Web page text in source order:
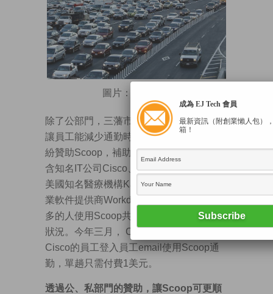
圖片：
除了公部門，三藩市灣區的多個企業為了
讓員工能減少通勤時間，準時上班，也紛
紛贊助Scoop，補助員工的通勤費用，包
含知名IT公司Cisco、電動車公司Tesla、
美國知名醫療機構Kaiser Permanente、商
業軟件提供商Workday等等。期望越來越
多的人使用Scoop共乘，改善惡質的交通
狀況。今年三月， Cisco與Scoop合作，
Cisco的員工登入員工email使用Scoop通
勤，單趟只需付費1美元。
透過公、私部門的贊助，讓Scoop可更順
成為 EJ Tech 會員
最新資訊（附創業懶人包）
箱！